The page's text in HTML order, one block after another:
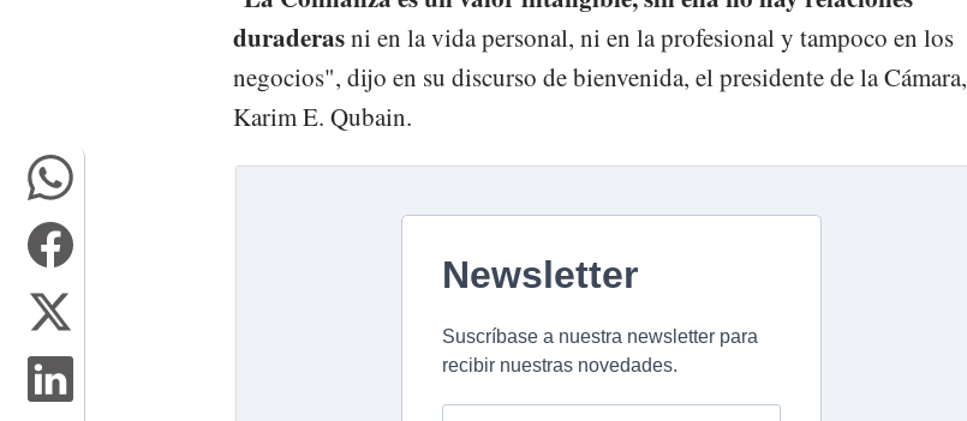
duraderasni en la vida personal, ni en la profesional y tampoco en los
negocios", dijo en su discurso de bienvenida, el presidente de la Cámara,
Karim E. Qubain.